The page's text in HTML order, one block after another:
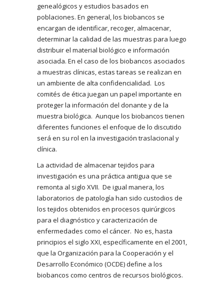
genealógicos y estudios basados en
poblaciones. En general, los biobancos se
encargan de identificar, recoger, almacenar,
determinar la calidad de las muestras para luego
distribuir el material biológico e información
asociada. En el caso de los biobancos asociados
a muestras clínicas, estas tareas se realizan en
un ambiente de alta confidencialidad. Los
comités de ética juegan un papel importante en
proteger la información del donante y de la
muestra biológica. Aunque los biobancos tienen
diferentes funciones el enfoque de lo discutido
será en su rol en la investigación traslacional y
clínica.
La actividad de almacenar tejidos para
investigación es una práctica antigua que se
remonta al siglo XVII. De igual manera, los
laboratorios de patología han sido custodios de
los tejidos obtenidos en procesos quirúrgicos
para el diagnóstico y caracterización de
enfermedades como el cáncer. No es, hasta
principios el siglo XXI, específicamente en el 2001,
que la Organización para la Cooperación y el
Desarrollo Económico (OCDE) define a los
biobancos como centros de recursos biológicos.